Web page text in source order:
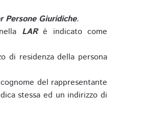
Persone Giuridiche.
LARè indicato come
di residenza della persona
del rappresentante
stessa ed un indirizzo di